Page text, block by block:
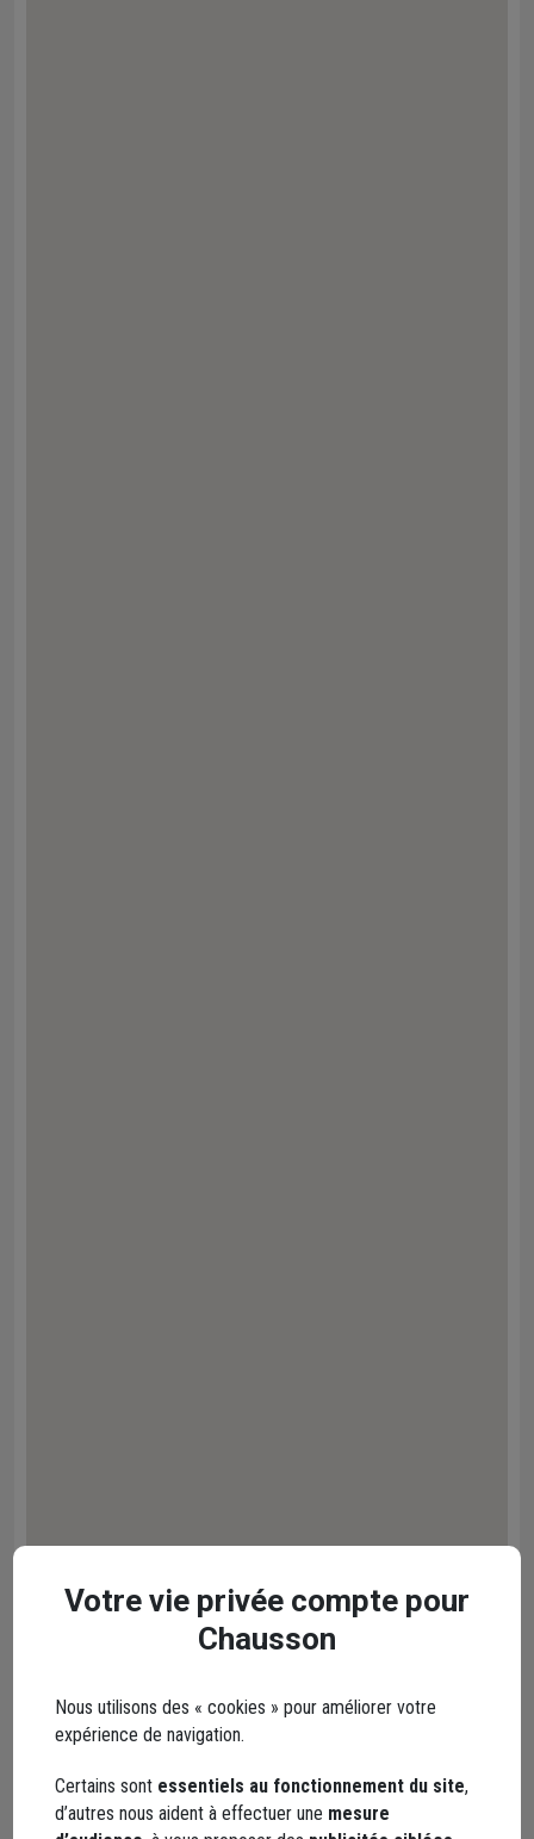
Votre vie privée compte pour
Chausson
Nous utilisons des « cookies » pour améliorer votre
expérience de navigation.
Certains sont essentiels au fonctionnement du site,
d’autres nous aident à effectuer une mesure